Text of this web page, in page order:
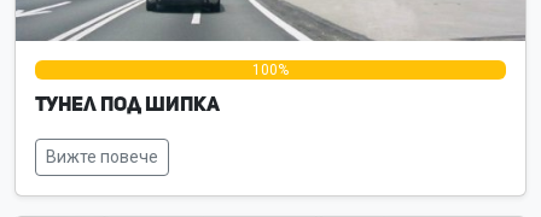
0% 100%
Тунел под Шипка
Вижте повече